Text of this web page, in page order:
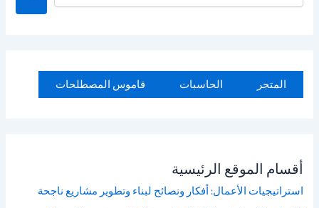
المتجر الحاسبات قاموس المصطلحات
أقسام الموقع الرئيسية
استراتيجيات الأعمال: أفكار ونصائح لبناء وتطوير مشاريع ناجحة